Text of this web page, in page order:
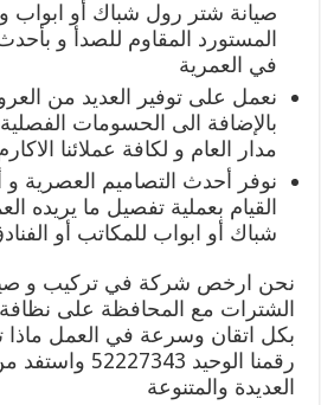
صيانة شتر رول شباك أو ابواب و
المستورد المقاوم للصدأ و
في العمرية
نعمل على توفير العديد من
بالإضافة الى الحسومات
مدار العام و لكافة عملائنا
نوفر أحدث التصاميم العصرية و
القيام بعملية تفصيل ما يريده
شباك أو ابواب للمكاتب أو
نحن ارخص شركة في تركيب و
الشترات مع المحافظة على نظافة
بكل اتقان وسرعة في العمل ماذا
رقمنا الوحيد
العديدة والمتنوعة